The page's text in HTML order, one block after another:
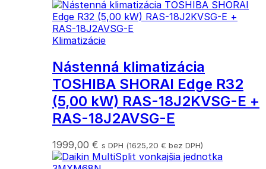
Klimatizácie
Nástenná klimatizácia
TOSHIBA SHORAI Edge R32
(5,00 kW) RAS-18J2KVSG-E +
RAS-18J2AVSG-E
1999,00 € s DPH (1625,20 € bez DPH)